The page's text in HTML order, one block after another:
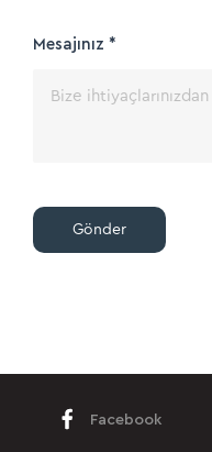
Mesajınız *
Gönder
Facebook